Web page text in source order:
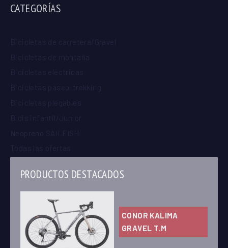
CATEGORÍAS
Bicicletas de carretera/Gravel
Bicicletas de montaña
Bicicletas eléctricas
Bicicletas paseo-trekking
Bicicletas plegables
Bicis infantil/Junior
Neopreno SAILFISH
Todas las ofertas
PRODUCTOS DESTACADOS
CONOR KALIMA
GRAVEL T.M